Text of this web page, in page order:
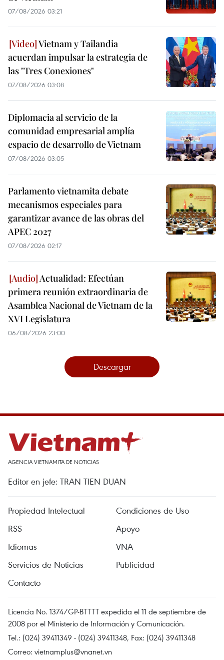
07/08/2026 03:21
Vietnam y Tailandia
acuerdan impulsar la estrategia de
las "Tres Conexiones"
07/08/2026 03:08
Diplomacia al servicio de la
comunidad empresarial amplía
espacio de desarrollo de Vietnam
07/08/2026 03:05
Parlamento vietnamita debate
mecanismos especiales para
garantizar avance de las obras del
APEC 2027
07/08/2026 02:17
Actualidad: Efectúan
primera reunión extraordinaria de
Asamblea Nacional de Vietnam de la
XVI Legislatura
06/08/2026 23:00
Descargar
AGENCIA VIETNAMITA DE NOTICIAS
Editor en jefe: TRAN TIEN DUAN
Propiedad Intelectual
Condiciones de Uso
RSS
Apoyo
Idiomas
VNA
Servicios de Noticias
Publicidad
Contacto
Licencia No. 1374/GP-BTTTT expedida el 11 de septiembre de
2008 por el Ministerio de Información y Comunicación.
Tel.: (024) 39411349 - (024) 39411348, Fax: (024) 39411348
Correo: vietnamplus@vnanet.vn